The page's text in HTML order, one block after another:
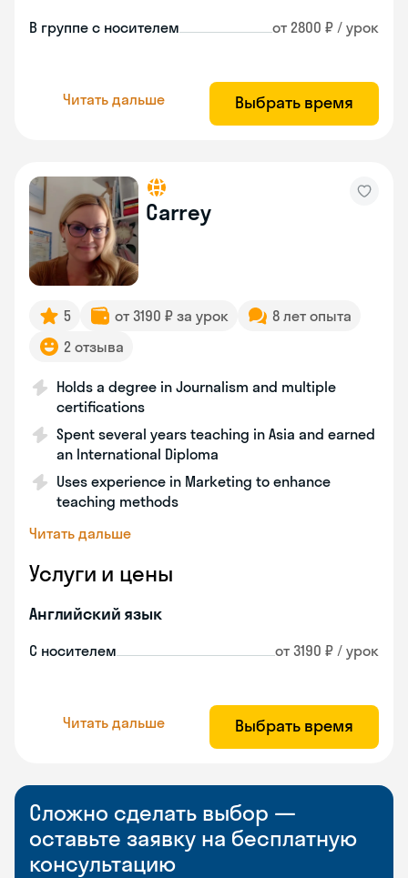
В группе с носителем от 2800 ₽ / урок
Читать дальше Выбрать время
Carrey
5 от 3190 ₽ за урок
8 лет опыта
2 отзыва
Holds a degree in Journalism and multiple
certifications
Spent several years teaching in Asia and earned
an International Diploma
Uses experience in Marketing to enhance
teaching methods
Читать дальше
Услуги и цены
Английский язык
С носителем от 3190 ₽ / урок
Читать дальше Выбрать время
Сложно сделать выбор —
оставьте заявку на бесплатную
консультацию